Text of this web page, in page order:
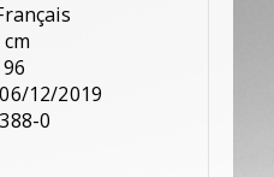
96
06/12/2019
0